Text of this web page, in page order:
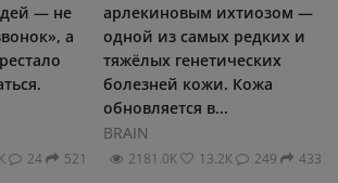
— не
а
24 521
арлекиновым ихтиозом —
одной из самых редких и
тяжёлых генетических
болезней кожи. Кожа
обновляется в...
BRAIN
2181.0К 13.2К 249 433